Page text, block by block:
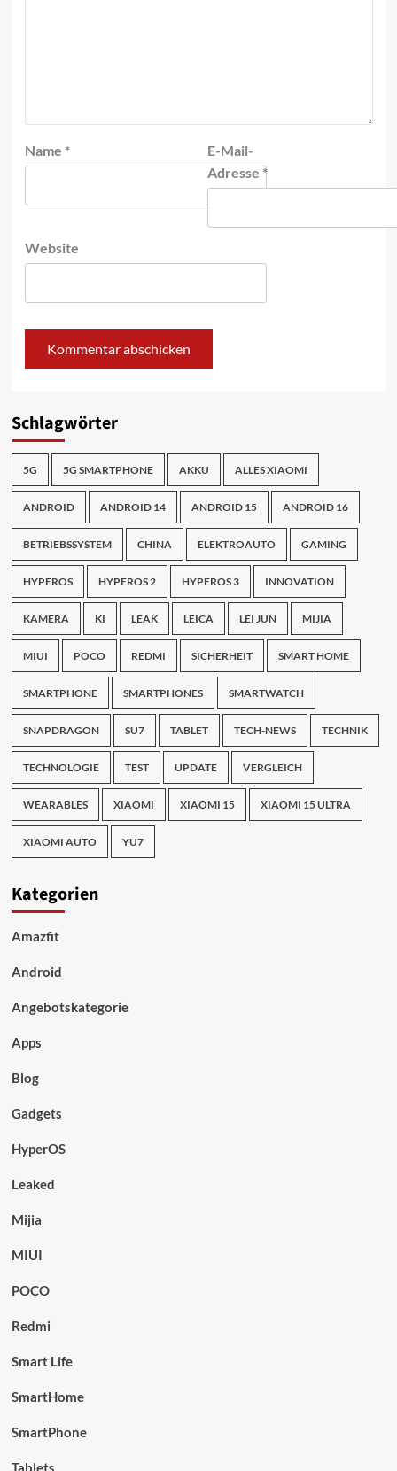
Name *
E-Mail-
Adresse*
Website
Schlagwörter
5G 5G SMARTPHONE AKKU ALLES XIAOMI
ANDROID ANDROID 14 ANDROID 15 ANDROID 16
BETRIEBSSYSTEM CHINA ELEKTROAUTO GAMING
HYPEROS HYPEROS 2 HYPEROS 3 INNOVATION
KAMERA KI LEAK LEICA LEI JUN MIJIA
MIUI POCO REDMI SICHERHEIT SMART HOME
SMARTPHONE SMARTPHONES SMARTWATCH
SNAPDRAGON SU7 TABLET TECH-NEWS TECHNIK
TECHNOLOGIE TEST UPDATE VERGLEICH
WEARABLES XIAOMI XIAOMI 15 XIAOMI 15 ULTRA
XIAOMI AUTO YU7
Kategorien
Amazfit
Android
Angebotskategorie
Apps
Blog
Gadgets
HyperOS
Leaked
Mijia
MIUI
POCO
Redmi
Smart Life
SmartHome
SmartPhone
Tablets